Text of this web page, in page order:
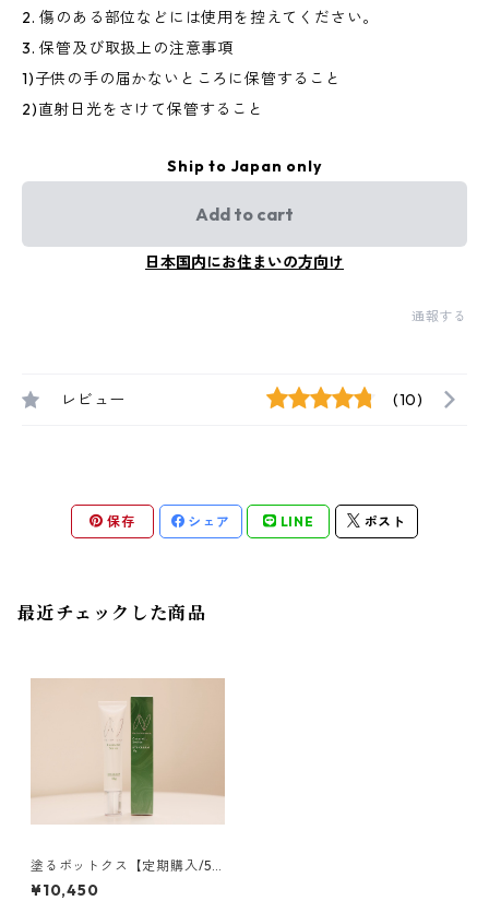
2. 傷のある部位などには使用を控えてください。
3. 保管及び取扱上の注意事項
1)子供の手の届かないところに保管すること
2)直射日光をさけて保管すること
Ship to Japan only
Add to cart
日本国内にお住まいの方向け
通報する
レビュー (10)
保存 シェア LINE ポスト
最近チェックした商品
塗るボットクス【定期購入/5%
OFF】NMアイクリーム
¥10,450